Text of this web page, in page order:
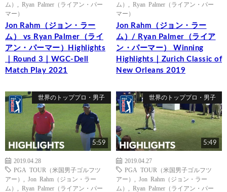
ム）
Ryan Palmer（ライアン・パー
マー）
Jon Rahm（ジョン・ラー
ム） vs Ryan Palmer（ライ
アン・パーマー）Highlights
｜Round 3｜WGC-Dell
Match Play 2021
ム）
Ryan Palmer（ライアン・パー
マー）
Jon Rahm（ジョン・ラー
ム）/ Ryan Palmer（ライア
ン・パーマー） Winning
Highlights｜Zurich Classic of
New Orleans 2019
世界のトッププロ・男子
5:59
2019.04.28
PGA TOUR（米国男子ゴルフツ
アー）
Jon Rahm（ジョン・ラー
ム）
Ryan Palmer（ライアン・パー
世界のトッププロ・男子
5:49
2019.04.27
PGA TOUR（米国男子ゴルフツ
アー）
Jon Rahm（ジョン・ラー
ム）
Ryan Palmer（ライアン・パー